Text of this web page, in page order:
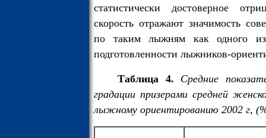
статистически достоверное
скорость отражают значимость
по таким лыжням как одного из
подготовленности лыжников-
Таблица 4. Средние
градации призерами средней
лыжному ориентированию 2002 г,